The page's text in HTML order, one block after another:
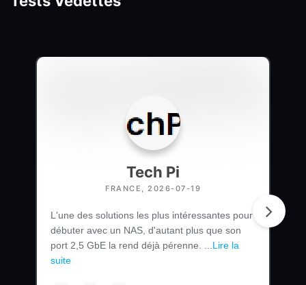
Tech Pi
FRANCE, 2026-07-19
L'une des solutions les plus intéressantes pour
débuter avec un NAS, d'autant plus que son
port 2,5 GbE la rend déjà pérenne. ... Lire la
suite